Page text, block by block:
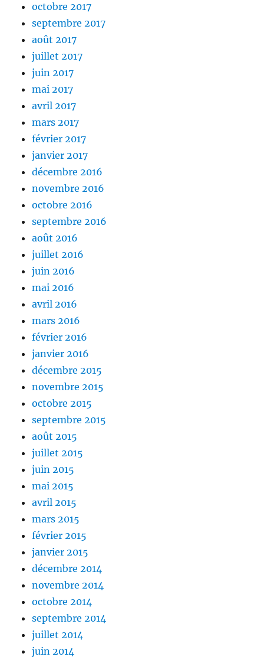
octobre 2017
septembre 2017
août 2017
juillet 2017
juin 2017
mai 2017
avril 2017
mars 2017
février 2017
janvier 2017
décembre 2016
novembre 2016
octobre 2016
septembre 2016
août 2016
juillet 2016
juin 2016
mai 2016
avril 2016
mars 2016
février 2016
janvier 2016
décembre 2015
novembre 2015
octobre 2015
septembre 2015
août 2015
juillet 2015
juin 2015
mai 2015
avril 2015
mars 2015
février 2015
janvier 2015
décembre 2014
novembre 2014
octobre 2014
septembre 2014
juillet 2014
juin 2014